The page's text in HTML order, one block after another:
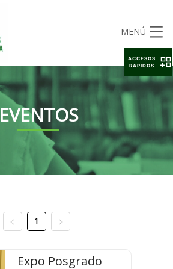
MENÚ
EVENTOS
1
Expo Posgrado
ACCESOS
RAPIDOS